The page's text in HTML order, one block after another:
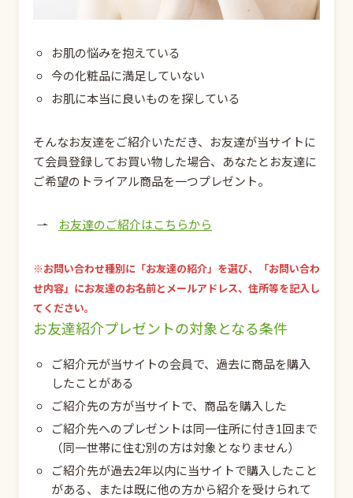
お肌の悩みを抱えている
今の化粧品に満足していない
お肌に本当に良いものを探している
そんなお友達をご紹介いただき、お友達が当サイトに
て会員登録してお買い物した場合、あなたとお友達に
ご希望のトライアル商品を一つプレゼント。
お友達のご紹介はこちらから
※お問い合わせ種別に「お友達の紹介」を選び、「お問い合わ
せ内容」にお友達のお名前とメールアドレス、住所等を記入し
てください。
お友達紹介プレゼントの対象となる条件
ご紹介元が当サイトの会員で、過去に商品を購入
したことがある
ご紹介先の方が当サイトで、商品を購入した
ご紹介先へのプレゼントは同一住所に付き1回まで
（同一世帯に住む別の方は対象となりません）
ご紹介先が過去2年以内に当サイトで購入したこと
がある、または既に他の方から紹介を受けられて